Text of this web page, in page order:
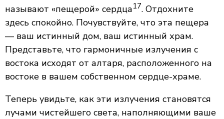
называют «пещерой» сердца17. Отдохните
здесь спокойно. Почувствуйте, что эта пещера
— ваш истинный дом, ваш истинный храм.
Представьте, что гармоничные излучения с
востока исходят от алтаря, расположенного на
востоке в вашем собственном сердце-храме.
Теперь увидьте, как эти излучения становятся
лучами чистейшего света, наполняющими ваше